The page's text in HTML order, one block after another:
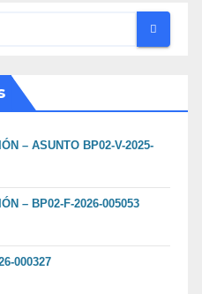
– ASUNTO BP02-V-2025-
– BP02-F-2026-005053
000327